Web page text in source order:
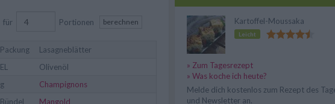
für Portionen berechnen
Packung
Lasagneblätter
EL
Olivenöl
g
Champignons
Bündel Mangold
Kartoffel-Moussaka
Leicht
» Zum Tagesrezept
» Was koche ich heute?
Melde dich kostenlos zum Rezept des
und Newsletter an.